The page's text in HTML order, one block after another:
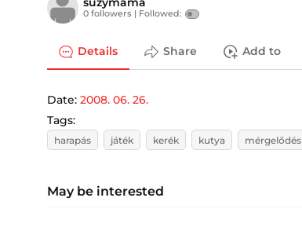
0 followers | Followed:
Details Share Add to
Date: 2008. 06. 26.
Tags:
harapás játék kerék kutya mérgelődés
May be interested